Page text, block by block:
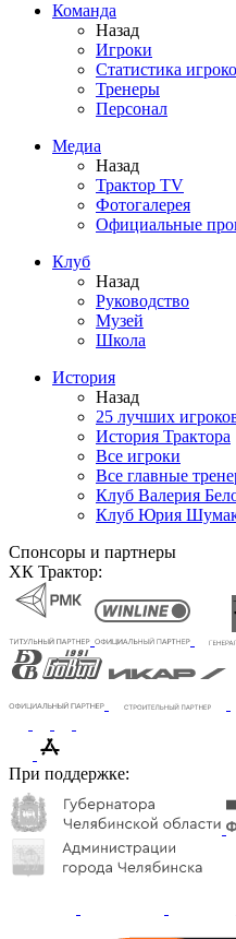
Команда
Назад
Игроки
Статистика
Тренеры
Персонал
Медиа
Назад
Трактор TV
Фотогалерея
Официальные
Клуб
Назад
Руководство
Музей
Школа
История
Назад
25 лучших
История Трактора
Все игроки
Все главные
Клуб Валерия
Клуб Юрия
Спонсоры и партнеры
ХК Трактор:
При поддержке: